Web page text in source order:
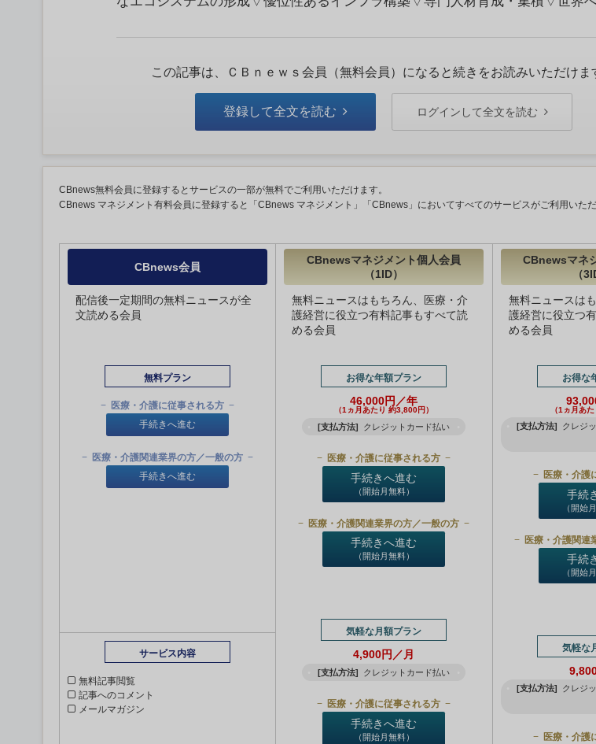
この記事は、ＣＢｎｅｗｓ会員（無料会員）になると続きをお読みいただけま
登録して全文を読む ログインして全文を読む
CBnews無料会員に登録するとサービスの一部が無料でご利用いただけます。
CBnews マネジメント有料会員に登録すると「CBnews マネジメント」「CBnews」においてすべてのサービスがご利用いただ
CBnews会員
配信後一定期間の無料ニュースが全
文読める会員
無料プラン
医療・介護に従事される方
手続きへ進む
医療・介護関連業界の方／一般の方
手続きへ進む
サービス内容
無料記事閲覧
記事へのコメント
メールマガジン
CBnewsマネジメント個人会員
（1ID）
無料ニュースはもちろん、医療・介
護経営に役立つ有料記事もすべて読
める会員
お得な年額プラン
46,000円／年
（1ヵ月あたり 約3,800円）
[支払方法] クレジットカード払い
医療・介護に従事される方
手続きへ進む
（開始月無料）
医療・介護関連業界の方／一般の方
手続きへ進む
（開始月無料）
気軽な月額プラン
4,900円／月
[支払方法] クレジットカード払い
医療・介護に従事される方
手続きへ進む
（開始月無料）
CBnewsマネ
（
無料ニュースは
護経営に役立つ
める会員
お得な
（1ヵ月あ
[支払方法]
クレジ
医療・介護
手続
（開始
医療・介護関連
手続
（開始
気軽な
[支払方法]
クレジ
医療・介護